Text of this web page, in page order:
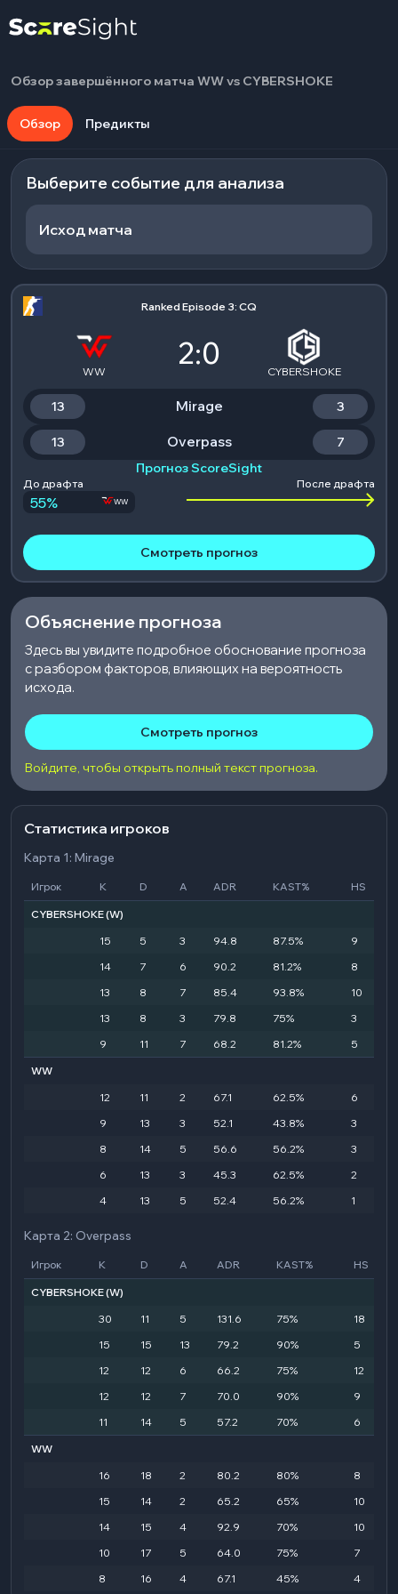
Обзор завершённого матча WW vs CYBERSHOKE
Обзор Предикты
Выберите событие для анализа
Исход матча
Ranked Episode 3: CQ
WW
2:0
CYBERSHOKE
13 Mirage 3
13 Overpass
7
Прогноз ScoreSight
До драфта После драфта
55% WW
Смотреть прогноз
Объяснение прогноза
Здесь вы увидите подробное обоснование прогноза
с разбором факторов, влияющих на вероятность
исхода.
Смотреть прогноз
Войдите, чтобы открыть полный текст прогноза.
Статистика игроков
Карта 1: Mirage
Игрок K D A ADR KAST% HS
CYBERSHOKE(W)
15
5 3 94.8 87.5% 9
14
7 6 90.2 81.2% 8
13
8 7 85.4 93.8% 10
13
8 3 79.8 75% 3
9
11 7 68.2 81.2% 5
WW
12
11 2 67.1 62.5% 6
9
13 3 52.1 43.8% 3
8
14 5 56.6 56.2% 3
6
13 3 45.3 62.5% 2
4
13 5 52.4 56.2% 1
Карта 2: Overpass
Игрок K D A ADR KAST% HS
CYBERSHOKE(W)
30
11 5 131.6 75%
18
15
15 13 79.2 90%
5
12
12 6 66.2 75%
12
12
12 7 70.0 90%
9
11
14 5 57.2 70%
6
WW
16
18 2 80.2 80%
8
15
14 2 65.2 65%
10
14
15 4 92.9 70%
10
10
17 5 64.0 75%
7
8
16 4 67.1 45% 4